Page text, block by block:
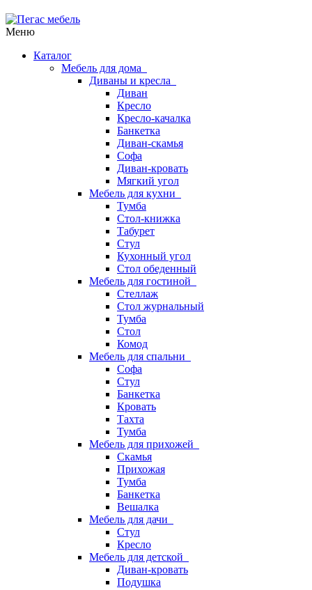
Меню
Каталог
Мебель для дома
Диваны и кресла
Диван
Кресло
Кресло-качалка
Банкетка
Диван-скамья
Софа
Диван-кровать
Мягкий угол
Мебель для кухни
Тумба
Стол-книжка
Табурет
Стул
Кухонный угол
Стол обеденный
Мебель для гостиной
Стеллаж
Стол журнальный
Тумба
Стол
Комод
Мебель для спальни
Софа
Стул
Банкетка
Кровать
Тахта
Тумба
Мебель для прихожей
Скамья
Прихожая
Тумба
Банкетка
Вешалка
Мебель для дачи
Стул
Кресло
Мебель для детской
Диван-кровать
Подушка